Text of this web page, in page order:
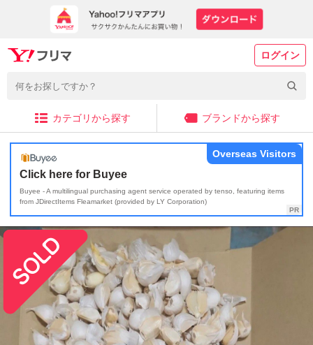
ログイン
カテゴリから探す ブランドから探す
Click here for Buyee
Buyee - A multilingual purchasing agent service operated by tenso, featuring items
from JDirectItems Fleamarket (provided by LY Corporation)
Overseas Visitors